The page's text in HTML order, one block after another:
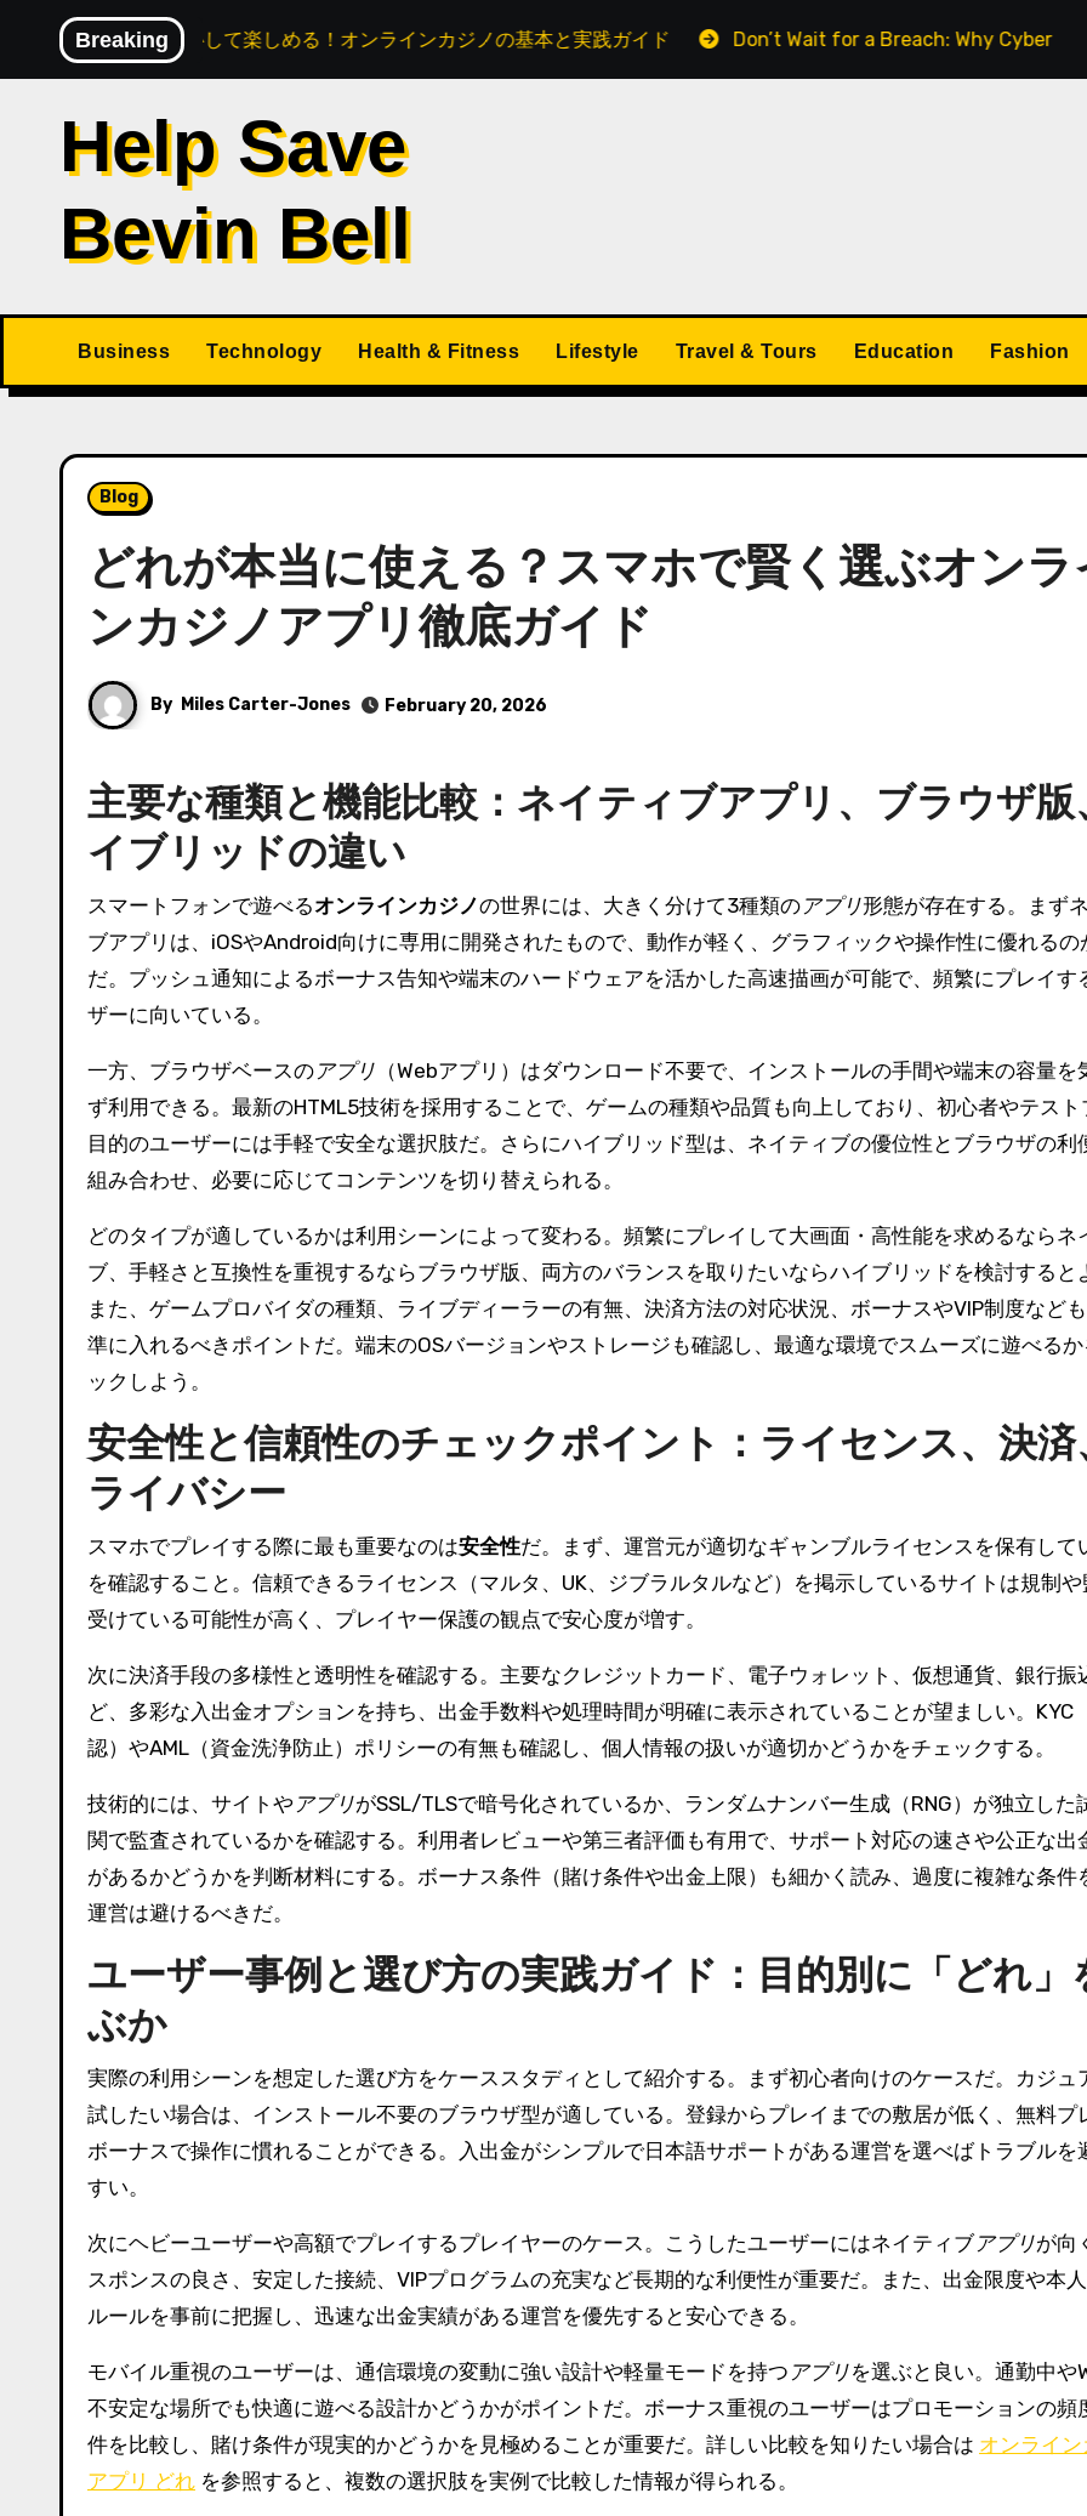
content
Breaking
めてでも安心して楽しめる！オンラインカジノの基本と実践ガイド Don’t Wait for a Breach: Why Cyber
Help Save
Bevin Bell
Business Technology Health & Fitness Lifestyle Travel & Tours Education Fashion
Blog
どれが本当に使える？スマホで賢く選ぶオンラ
ンカジノアプリ徹底ガイド
By Miles Carter-Jones February 20, 2026
主要な種類と機能比較：ネイティブアプリ、ブラウザ版
イブリッドの違い
スマートフォンで遊べるオンラインカジノの世界には、大きく分けて3種類の アプリ形態が存在する。まず
ブアプリは、iOSやAndroid向けに専用に開発されたもので、動作が軽く、グラフィックや操作性に優れるの
だ。プッシュ通知によるボーナス告知や端末のハードウェアを活かした高速描画が可能で、頻繁にプレイす
ザーに向いている。
一方、ブラウザベースの アプリ （Webアプリ）はダウンロード不要で、インストールの手間や端末の容量を
ず利用できる。最新のHTML5技術を採用することで、ゲームの種類や品質も向上しており、初心者やテスト
目的のユーザーには手軽で安全な選択肢だ。さらにハイブリッド型は、ネイティブの優位性とブラウザの利
組み合わせ、必要に応じてコンテンツを切り替えられる。
どのタイプが適しているかは利用シーンによって変わる。頻繁にプレイして大画面・高性能を求めるならネ
ブ、手軽さと互換性を重視するならブラウザ版、両方のバランスを取りたいならハイブリッドを検討すると
また、ゲームプロバイダの種類、ライブディーラーの有無、決済方法の対応状況、ボーナスやVIP制度など
準に入れるべきポイントだ。端末のOSバージョンやストレージも確認し、最適な環境でスムーズに遊べる
ックしよう。
安全性と信頼性のチェックポイント：ライセンス、決済
ライバシー
スマホでプレイする際に最も重要なのは安全性だ。まず、運営元が適切なギャンブルライセンスを保有して
を確認すること。信頼できるライセンス（マルタ、UK、ジブラルタルなど）を掲示しているサイトは規制
受けている可能性が高く、プレイヤー保護の観点で安心度が増す。
次に決済手段の多様性と透明性を確認する。主要なクレジットカード、電子ウォレット、仮想通貨、銀行振
ど、多彩な入出金オプションを持ち、出金手数料や処理時間が明確に表示されていることが望ましい。KYC
認）やAML（資金洗浄防止）ポリシーの有無も確認し、個人情報の扱いが適切かどうかをチェックする。
技術的には、サイトや アプリがSSL/TLSで暗号化されているか、ランダムナンバー生成（RNG）が独立した
関で監査されているかを確認する。利用者レビューや第三者評価も有用で、サポート対応の速さや公正な出
があるかどうかを判断材料にする。ボーナス条件（賭け条件や出金上限）も細かく読み、過度に複雑な条件
運営は避けるべきだ。
ユーザー事例と選び方の実践ガイド：目的別に「どれ」
ぶか
実際の利用シーンを想定した選び方をケーススタディとして紹介する。まず初心者向けのケースだ。カジュ
試したい場合は、インストール不要のブラウザ型が適している。登録からプレイまでの敷居が低く、無料プ
ボーナスで操作に慣れることができる。入出金がシンプルで日本語サポートがある運営を選べばトラブルを
すい。
次にヘビーユーザーや高額でプレイするプレイヤーのケース。こうしたユーザーにはネイティブアプリが向
スポンスの良さ、安定した接続、VIPプログラムの充実など長期的な利便性が重要だ。また、出金限度や本
ルールを事前に把握し、迅速な出金実績がある運営を優先すると安心できる。
モバイル重視のユーザーは、通信環境の変動に強い設計や軽量モードを持つ アプリを選ぶと良い。通勤中や
不安定な場所でも快適に遊べる設計かどうかがポイントだ。ボーナス重視のユーザーはプロモーションの頻
件を比較し、賭け条件が現実的かどうかを見極めることが重要だ。詳しい比較を知りたい場合は オンライ
アプリ どれ を参照すると、複数の選択肢を実例で比較した情報が得られる。